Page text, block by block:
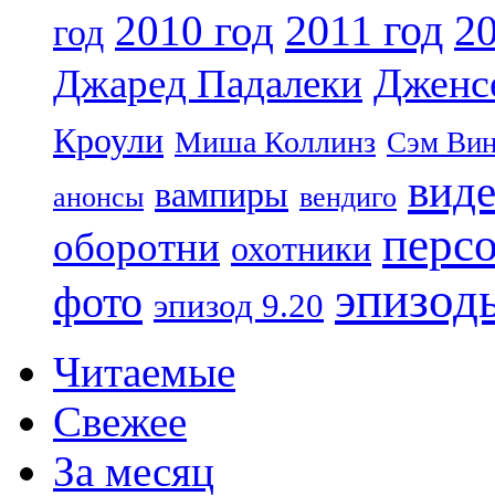
год 2010 год 2011 год
Джаред Падалеки
Кроули Миша Коллинз Сэм
анонсы вампиры вендиго
оборотни охотники
фото эпизод 9.20
Читаемые
Свежее
За месяц